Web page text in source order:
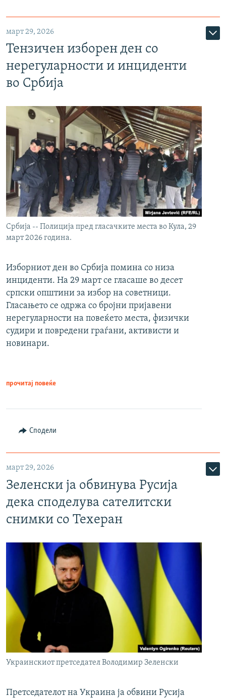
март 29, 2026
Тензичен изборен ден со
нерегуларности и инциденти
во Србија
Србија -- Полиција пред гласачките места во Кула, 29
март 2026 година.
Изборниот ден во Србија помина со низа
инциденти. На 29 март се гласаше во десет
српски општини за избор на советници.
Гласањето се одржа со бројни пријавени
нерегуларности на повеќето места, физички
судири и повредени граѓани, активисти и
новинари.
прочитај повеќе
Сподели
март 29, 2026
Зеленски ја обвинува Русија
дека споделува сателитски
снимки со Техеран
Украинскиот претседател Володимир Зеленски
Претседателот на Украина ја обвини Русија